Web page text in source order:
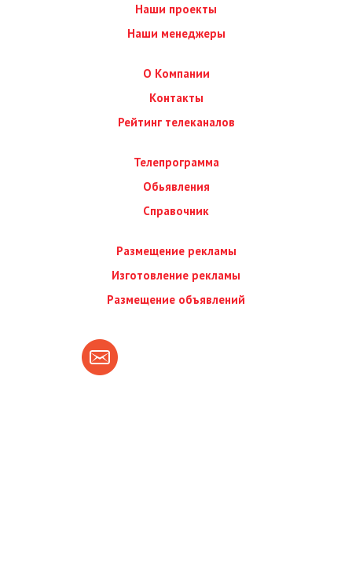
Наши проекты
Наши менеджеры
О Компании
Контакты
Рейтинг телеканалов
Телепрограмма
Обьявления
Справочник
Размещение рекламы
Изготовление рекламы
Размещение объявлений